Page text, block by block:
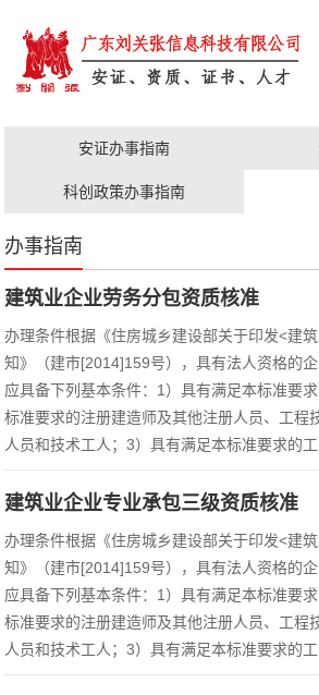
科创政策
安证办事指南
科创政策办事指南
办事指南
建筑业企业劳务分包资质核准
办理条件根据《住房城乡建设部关于印发<建
知》（建市[2014]159号），具有法人资格的
应具备下列基本条件：1）具有满足本标准要
标准要求的注册建造师及其他注册人员、工程
人员和技术工人；3）具有满足本标准要求的工
建筑业企业专业承包三级资质核准
办理条件根据《住房城乡建设部关于印发<建
知》（建市[2014]159号），具有法人资格的
应具备下列基本条件：1）具有满足本标准要
标准要求的注册建造师及其他注册人员、工程
人员和技术工人；3）具有满足本标准要求的工